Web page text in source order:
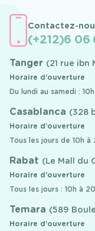
Contactez-
(+212)6
Tanger (21 rue ibn
Horaire d’ouverture
Du lundi au samedi :
Casablanca (328
Horaire d’ouverture
Tous les jours de 10h à
Rabat (Le Mall du
Horaire d’ouverture
Tous les jours : 10h à
Temara (589
Horaire d’ouverture